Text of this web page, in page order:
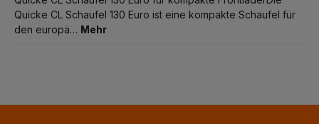
Quicke CL Schaufel 130 Euro ist eine kompakte Schaufel für
den europä… Mehr